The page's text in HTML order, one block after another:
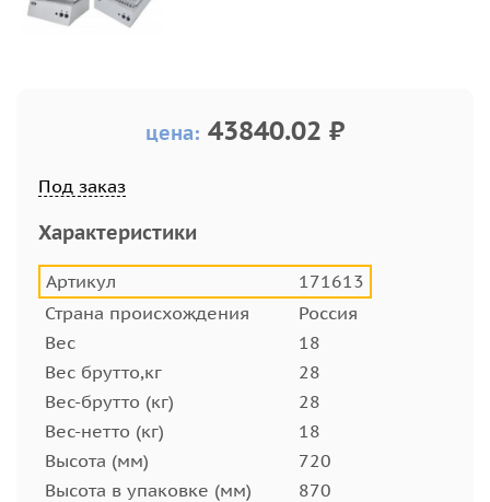
цена: 43840.02 ₽
Под заказ
Характеристики
Артикул
171613
Страна происхождения
Россия
Вес
18
Вес брутто,кг
28
Вес-брутто (кг)
28
Вес-нетто (кг)
18
Высота (мм)
720
Высота в упаковке (мм)
870